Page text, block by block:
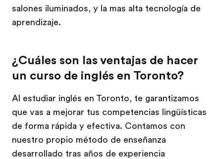
salones iluminados, y la mas alta tecnología de
aprendizaje.
¿Cuáles son las ventajas de hacer
un curso de inglés en Toronto?
Al estudiar inglés en Toronto, te garantizamos
que vas a mejorar tus competencias lingüísticas
de forma rápida y efectiva. Contamos con
nuestro propio método de enseñanza
desarrollado tras años de experiencia